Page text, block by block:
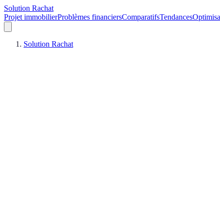
Solution Rachat
Projet immobilierProblèmes financiersComparatifsTendances
Solution Rachat